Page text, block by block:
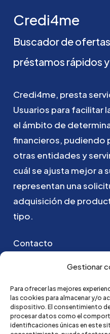
Gestionar
Para ofrecer las mejores
las cookies para almacenar y/o
dispositivo. El consentimiento
procesar datos como el
identificaciones únicas en este
Credi4me
Buscadordeofertas
préstamos rápidosy
Credi4me, presta
Usuarios para facilitar
el ámbito de
financieros, pudiendo
otras entidadesy
cuálse ajusta mejora
representan una
adquisición de
tipo.
Contacto
Puedes ponerte en
go@credi4me.com